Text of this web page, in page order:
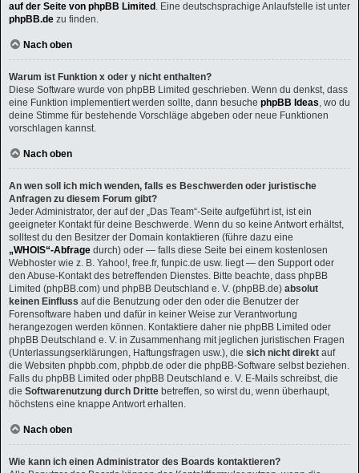
auf der Seite von phpBB Limited . Eine deutschsprachige Anlaufstelle ist unter
phpBB.de zu finden.
Nach oben
Warum ist Funktion x oder y nicht enthalten?
Diese Software wurde von phpBB Limited geschrieben. Wenn du denkst, dass
eine Funktion implementiert werden sollte, dann besuche phpBB Ideas, wo du
deine Stimme für bestehende Vorschläge abgeben oder neue Funktionen
vorschlagen kannst.
Nach oben
An wen soll ich mich wenden, falls es Beschwerden oder juristische
Anfragen zu diesem Forum gibt?
Jeder Administrator, der auf der „Das Team“-Seite aufgeführt ist, ist ein
geeigneter Kontakt für deine Beschwerde. Wenn du so keine Antwort erhältst,
solltest du den Besitzer der Domain kontaktieren (führe dazu eine
„WHOIS“-Abfrage durch) oder — falls diese Seite bei einem kostenlosen
Webhoster wie z. B. Yahoo!, free.fr, funpic.de usw. liegt — den Support oder
den Abuse-Kontakt des betreffenden Dienstes. Bitte beachte, dass phpBB
Limited (phpBB.com) und phpBB Deutschland e. V. (phpBB.de) absolut
keinen Einfluss auf die Benutzung oder den oder die Benutzer der
Forensoftware haben und dafür in keiner Weise zur Verantwortung
herangezogen werden können. Kontaktiere daher nie phpBB Limited oder
phpBB Deutschland e. V. in Zusammenhang mit jeglichen juristischen Fragen
(Unterlassungserklärungen, Haftungsfragen usw.), die sich nicht direkt auf
die Websiten phpbb.com, phpbb.de oder die phpBB-Software selbst beziehen.
Falls du phpBB Limited oder phpBB Deutschland e. V. E-Mails schreibst, die
die Softwarenutzung durch Dritte betreffen, so wirst du, wenn überhaupt,
höchstens eine knappe Antwort erhalten.
Nach oben
Wie kann ich einen Administrator des Boards kontaktieren?